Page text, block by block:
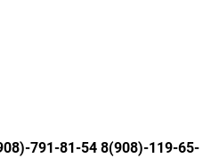
791-81-54 8(908)-119-65-